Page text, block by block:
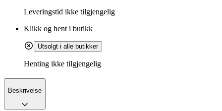
Leveringstid ikke tilgjengelig
Klikk og hent i butikk
Utsolgt i alle butikker
Henting ikke tilgjengelig
Beskrivelse